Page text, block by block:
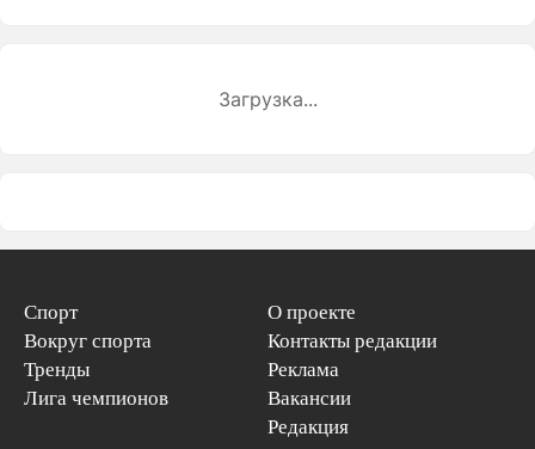
Загрузка...
Спорт
Вокруг спорта
Тренды
Лига чемпионов
О проекте
Контакты редакции
Реклама
Вакансии
Редакция